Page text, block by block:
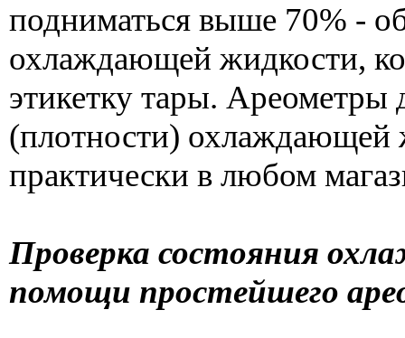
подниматься выше 70% -
охлаждающей жидкости,
этикетку тары. Ареометры
(плотности) охлаждающей
практически в любом
Проверка состояния
помощи простейшего